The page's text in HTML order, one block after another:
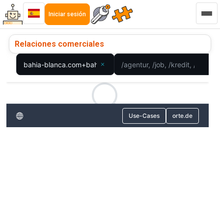
Iniciar sesión
Relaciones comerciales